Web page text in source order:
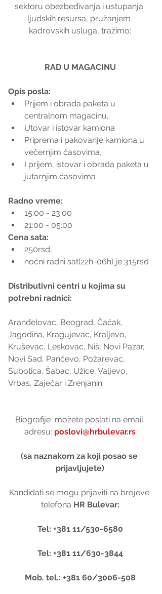
sektoru obezbeđivanja i ustupanja
ljudskih resursa, pružanjem
kadrovskih usluga, tražimo:
RAD U MAGACINU
Opis posla:
Prijem i obrada paketa u
centralnom magacinu,
Utovar i istovar kamiona
Priprema i pakovanje kamiona u
večernjim časovima,
I prijem, istovar i obrada paketa u
jutarnjim časovima
Radno vreme:
15:00 - 23:00
21:00 - 05:00
Cena sata:
250rsd,
noćni radni sat(22h-06h) je 315rsd
Distributivni centri u kojima su
potrebni radnici:
Aranđelovac, Beograd, Čačak,
Jagodina, Kragujevac, Kraljevo,
Kruševac, Leskovac, Niš, Novi Pazar,
Novi Sad, Pančevo, Požarevac,
Subotica, Šabac, Užice, Valjevo,
Vrbas, Zaječar i Zrenjanin.
Biografije  možete poslati na email
adresu: poslovi@hrbulevar.rs
(sa naznakom za koji posao se
prijavljujete)
Kandidati se mogu prijaviti na brojeve
telefona HR Bulevar:
Tel: +381 11/530-6580
Tel: +381 11/630-3844
Mob. tel.: +381 60/3006-508